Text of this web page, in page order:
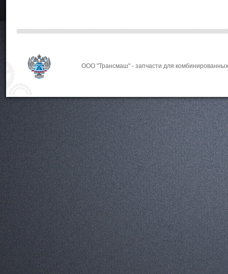
ООО "Трансмаш" - запчасти для